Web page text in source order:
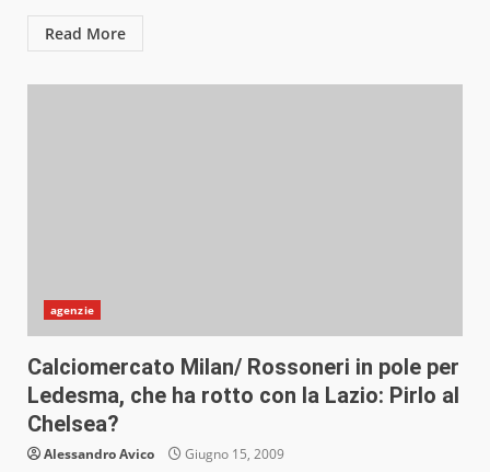
Read More
agenzie
Calciomercato Milan/ Rossoneri in pole per
Ledesma, che ha rotto con la Lazio: Pirlo al
Chelsea?
Alessandro Avico Giugno 15, 2009